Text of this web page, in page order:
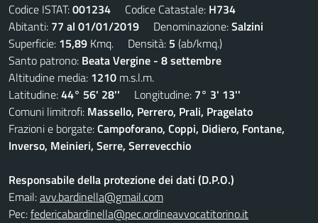
Codice ISTAT:001234 Codice Catastale: H734
Abitanti: 77 al 01/01/2019 Denominazione:Salzini
Superficie: 15,89 Kmq. Densità: 5 (ab/kmq.)
Santo patrono: Beata Vergine - 8 settembre
Altitudine media: 1210 m.s.l.m.
Latitudine:44° 56' 28'' Longitudine: 7° 3' 13''
Comuni limitrofi: Massello, Perrero, Prali, Pragelato
Frazioni e borgate:Campoforano, Coppi, Didiero, Fontane,
Inverso, Meinieri, Serre, Serrevecchio
Responsabile della protezione dei dati (D.P.O.)
Email:avv.bardinella@gmail.com
Pec:federicabardinella@pec.ordineavvocatitorino.it